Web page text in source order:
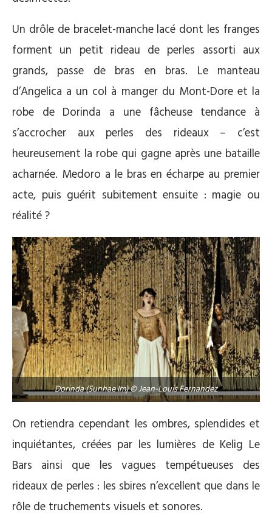
Un drôle de bracelet-manche lacé dont les franges
forment un petit rideau de perles assorti aux
grands, passe de bras en bras. Le manteau
d’Angelica a un col à manger du Mont-Dore et la
robe de Dorinda a une fâcheuse tendance à
s’accrocher aux perles des rideaux – c’est
heureusement la robe qui gagne après une bataille
acharnée. Medoro a le bras en écharpe au premier
acte, puis guérit subitement ensuite : magie ou
réalité ?
Dorinda (Sunhae Im) © Jean-Louis Fernandez
On retiendra cependant les ombres, splendides et
inquiétantes, créées par les lumières de Kelig Le
Bars ainsi que les vagues tempétueuses des
rideaux de perles : les sbires n’excellent que dans le
rôle de truchements visuels et sonores.